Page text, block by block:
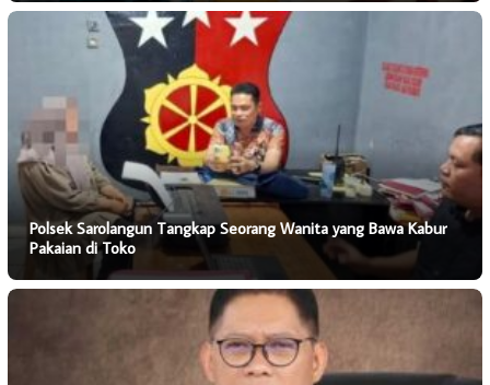
Polsek Sarolangun Tangkap Seorang Wanita yang Bawa Kabur
Pakaian di Toko